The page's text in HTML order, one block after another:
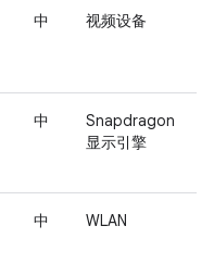
中 视频设备
中
Snapdragon
显示引擎
中 WLAN